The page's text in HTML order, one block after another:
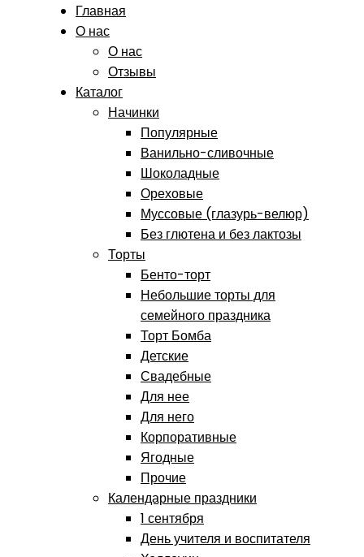
Главная
О нас
О нас
Отзывы
Каталог
Начинки
Популярные
Ванильно-сливочные
Шоколадные
Ореховые
Муссовые (глазурь-велюр)
Без глютена и без лактозы
Торты
Бенто-торт
Небольшие торты для
семейного праздника
Торт Бомба
Детские
Свадебные
Для нее
Для него
Корпоративные
Ягодные
Прочие
Календарные праздники
1 сентября
День учителя и воспитателя